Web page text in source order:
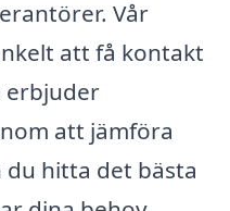
Vår
att få kontakt
erbjuder
att jämföra
hitta det bästa